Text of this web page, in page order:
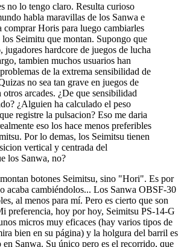
no lo tengo claro. Resulta curioso
habla maravillas de los Sanwa e
comprar Horis para luego cambiarles
los Seimitu que montan. Supongo que
jugadores hardcore de juegos de lucha
tambien muchos usuarios han
de la extrema sensibilidad de
no sea tan grave en juegos de
otros arcades. ¿De que sensibilidad
¿Alguien ha calculado el peso
registre la pulsacion? Eso me daria
eso los hace menos preferibles
Por lo demas, los Seimitsu tienen
vertical y centrada del
los Sanwa, no?
botones Seimitsu, sino "Hori". Es por
acaba cambiéndolos... Los Sanwa OBSF-30
al menos para mí. Pero es cierto que son
preferencia, hoy por hoy, Seimitsu PS-14-G
micros muy eficaces (hay varios tipos de
bien en su página) y la holgura del barril es
Sanwa. Su único pero es el recorrido, que